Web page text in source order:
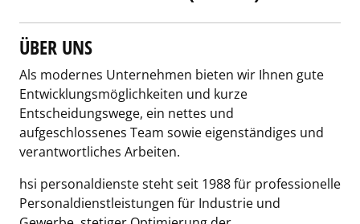
ÜBER UNS
Als modernes Unternehmen bieten wir Ihnen gute
Entwicklungsmöglichkeiten und kurze
Entscheidungswege, ein nettes und
aufgeschlossenes Team sowie eigenständiges und
verantwortliches Arbeiten.
hsi personaldienste steht seit 1988 für professionelle
Personaldienstleistungen für Industrie und